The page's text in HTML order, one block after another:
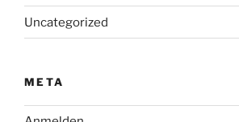
Uncategorized
META